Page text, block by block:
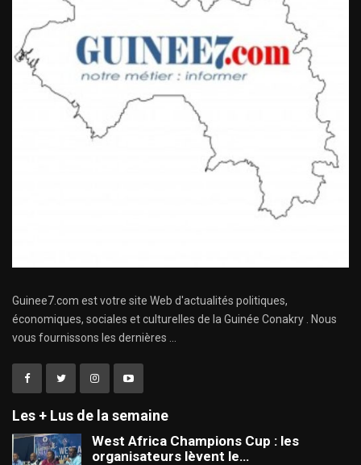
Guinee7.com est votre site Web d'actualités politiques,
économiques, sociales et culturelles de la Guinée Conakry . Nous
vous fournissons les dernières ...
Les + Lus de la semaine
West Africa Champions Cup : les
organisateurs lèvent le…